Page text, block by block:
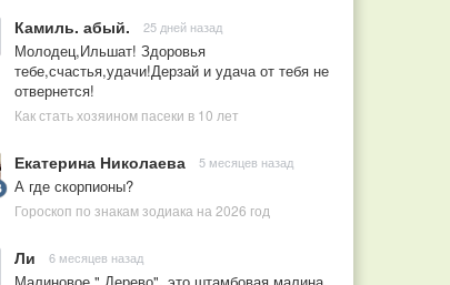
Камиль. абый. 25 дней назад
Молодец,Ильшат! Здоровья
тебе,счастья,удачи!Дерзай и удача от тебя не
отвернется!
Как стать хозяином пасеки в 10 лет
Екатерина Николаева 5 месяцев назад
А где скорпионы?
Гороскоп по знакам зодиака на 2026 год
Ли 6 месяцев назад